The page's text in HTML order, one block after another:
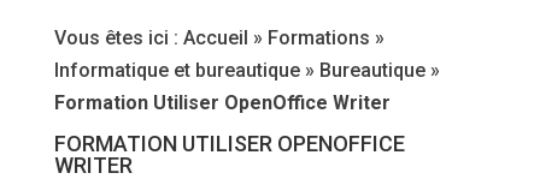
Vous êtes ici : Accueil » Formations »
Informatique et bureautique» Bureautique»
Formation Utiliser OpenOffice Writer
FORMATION UTILISER OPENOFFICE
WRITER